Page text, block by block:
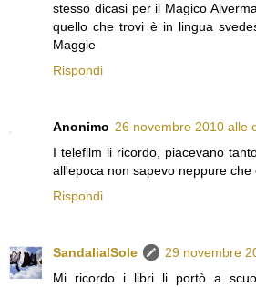
stesso dicasi per il Magico
quello che trovi è in lingua
Maggie
Rispondi
Anonimo 26 novembre 2010 alle
I telefilm li ricordo, piacevano
all'epoca non sapevo neppure che
Rispondi
SandalialSole
29 novembre
Mi ricordo i libri li portò a